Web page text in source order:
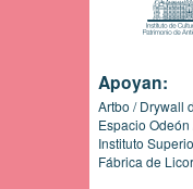
Apoyan:
Artbo
Drywall
Espacio Odeón
Instituto
Fábrica de